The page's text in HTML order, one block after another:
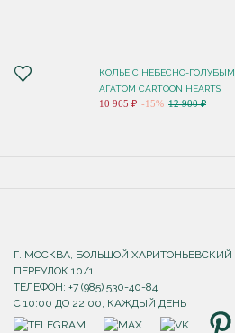
КОЛЬЕ C НЕБЕСНО-ГОЛУБЫМ
АГАТОМ CARTOON HEARTS
10 965 ₽ -15% 12 900 ₽
Г. МОСКВА, БОЛЬШОЙ ХАРИТОНЬЕВСКИЙ
ПЕРЕУЛОК 10/1
ТЕЛЕФОН:+7 (985) 530-40-84
С 10:00 ДО 22:00, КАЖДЫЙ ДЕНЬ